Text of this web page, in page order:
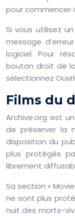
pour commencer
Si vous utilisez
message
logiciel. Pour
bouton droit de
sélectionnez
Films du
Archive.org est
de préserver la
disposition du
plus protégés
librement
Sa section «
ne sont plus
nuit des morts-